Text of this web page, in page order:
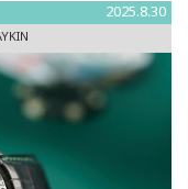
ロボックを現代に蘇
2025.8.30